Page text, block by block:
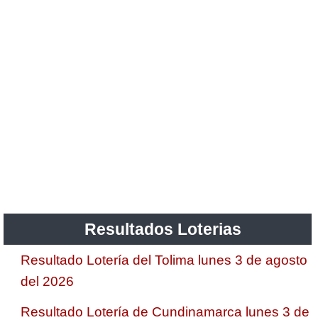
Resultados Loterias
Resultado Lotería del Tolima lunes 3 de agosto
del 2026
Resultado Lotería de Cundinamarca lunes 3 de